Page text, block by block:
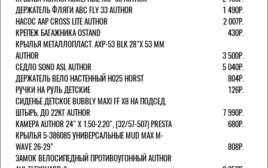
ДЕРЖАТЕЛЬ ФЛЯГИ АВС FLY 33 AUTHOR
1 490Р.
НАСОС AAP CROSS LITE AUTHOR
2 007Р.
КРЕПЕЖ БАГАЖНИКА OSTAND
430Р.
КРЫЛЬЯ МЕТАЛЛОПЛАСТ. AXP-53 BLK 28"Х 53 ММ
AUTHOR
3 500Р.
СЕДЛО SONO ASL AUTHOR
5 040Р.
ДЕРЖАТЕЛЬ ВЕЛО НАСТЕННЫЙ H025 HORST
804Р.
РУЧКИ НА РУЛЬ ДЕТСКИЕ
126Р.
СИДЕНЬЕ ДЕТСКОЕ BUBBLY MAXI FF X8 НА ПОДСЕД.
ШТЫРЬ, ДО 22КГ AUTHOR
7 990Р.
КАМЕРА AUTHOR 24" Х 1.50-2.20", (32/57-507) PRESTA
680Р.
КРЫЛЬЯ 5-386085 УНИВЕРСАЛЬНЫЕ MUD MAX M-
WAVE 26-29"
808Р.
ЗАМОК ВЕЛОСИПЕДНЫЙ ПРОТИВОУГОННЫЙ AUTHOR